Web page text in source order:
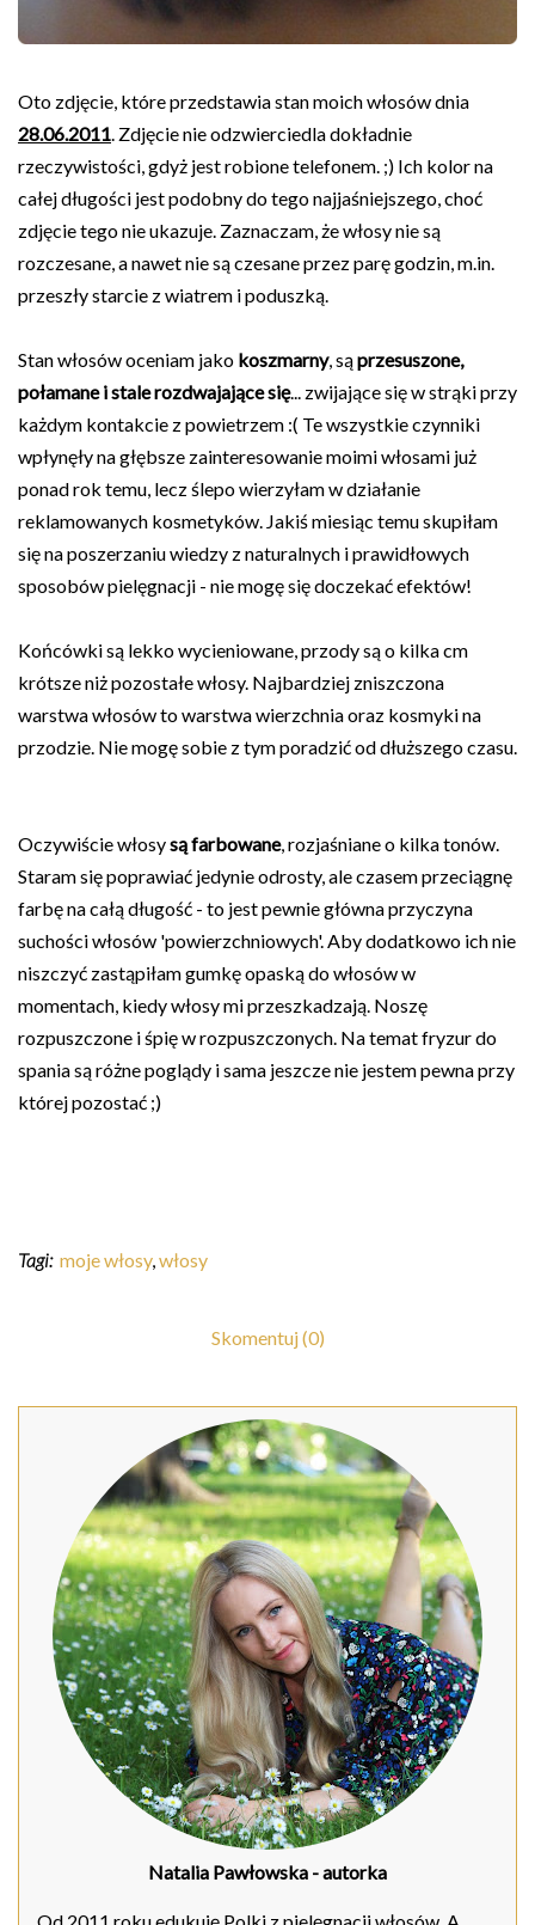
Oto zdjęcie, które przedstawia stan moich włosów dnia
28.06.2011. Zdjęcie nie odzwierciedla dokładnie
rzeczywistości, gdyż jest robione telefonem. ;) Ich kolor na
całej długości jest podobny do tego najjaśniejszego, choć
zdjęcie tego nie ukazuje. Zaznaczam, że włosy nie są
rozczesane, a nawet nie są czesane przez parę godzin, m.in.
przeszły starcie z wiatrem i poduszką.
Stan włosów oceniam jako koszmarny, sąprzesuszone,
połamane i stale rozdwajające się... zwijające się w strąki przy
każdym kontakcie z powietrzem :( Te wszystkie czynniki
wpłynęły na głębsze zainteresowanie moimi włosami już
ponad rok temu, lecz ślepo wierzyłam w działanie
reklamowanych kosmetyków. Jakiś miesiąc temu skupiłam
się na poszerzaniu wiedzy z naturalnych i prawidłowych
sposobów pielęgnacji - nie mogę się doczekać efektów!
Końcówki są lekko wycieniowane, przody są o kilka cm
krótsze niż pozostałe włosy. Najbardziej zniszczona
warstwa włosów to warstwa wierzchnia oraz kosmyki na
przodzie. Nie mogę sobie z tym poradzić od dłuższego czasu.
Oczywiście włosysą farbowane, rozjaśniane o kilka tonów.
Staram się poprawiać jedynie odrosty, ale czasem przeciągnę
farbę na całą długość - to jest pewnie główna przyczyna
suchości włosów 'powierzchniowych'. Aby dodatkowo ich nie
niszczyć zastąpiłam gumkę opaską do włosów w
momentach, kiedy włosy mi przeszkadzają. Noszę
rozpuszczone i śpię w rozpuszczonych. Na temat fryzur do
spania są różne poglądy i sama jeszcze nie jestem pewna przy
której pozostać ;)
Tagi: moje włosy,włosy
Skomentuj (0)
Natalia Pawłowska - autorka